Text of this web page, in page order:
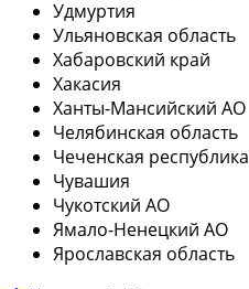
Удмуртия
Ульяновская область
Хабаровский край
Хакасия
Ханты-Мансийский АО
Челябинская область
Чеченская республика
Чувашия
Чукотский АО
Ямало-Ненецкий АО
Ярославская область